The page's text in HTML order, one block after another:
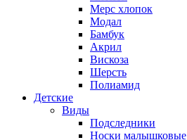
Мерс хлопок
Модал
Бамбук
Акрил
Вискоза
Шерсть
Полиамид
Детские
Виды
Подследники
Носки малышковые